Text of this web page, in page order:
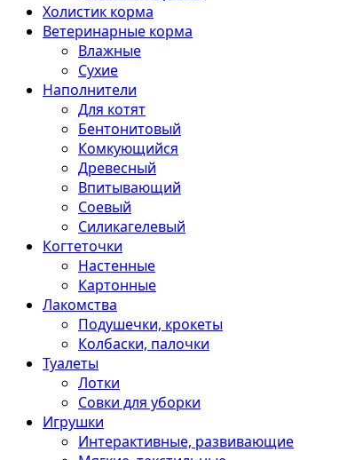
Холистик корма
Ветеринарные корма
Влажные
Сухие
Наполнители
Для котят
Бентонитовый
Комкующийся
Древесный
Впитывающий
Соевый
Силикагелевый
Когтеточки
Настенные
Картонные
Лакомства
Подушечки, крокеты
Колбаски, палочки
Туалеты
Лотки
Совки для уборки
Игрушки
Интерактивные, развивающие